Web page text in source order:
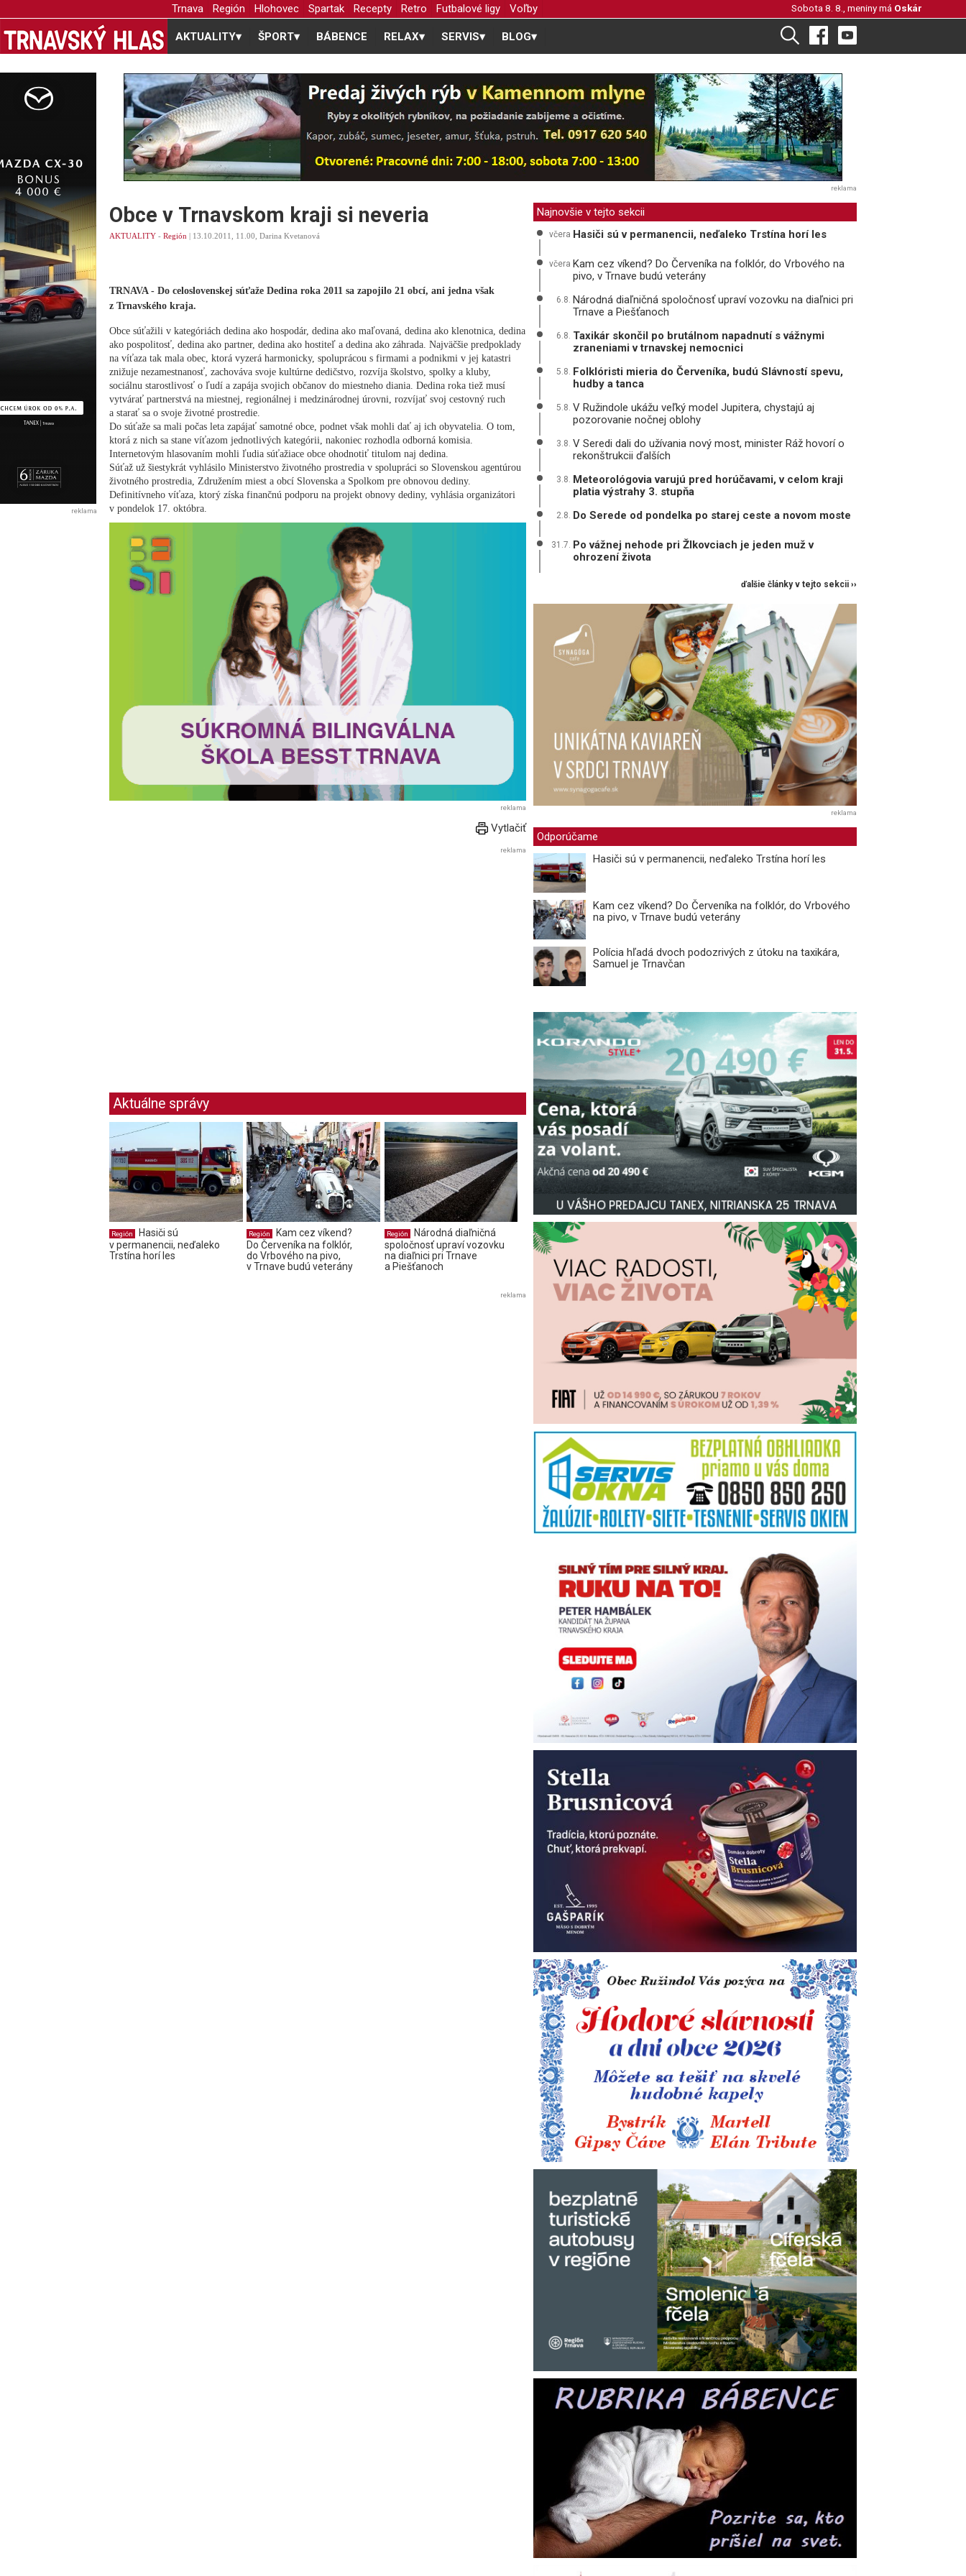
Trnava Región Hlohovec Spartak Recepty Retro Futbalové ligy Voľby Sobota 8. 8., meniny má Oskár
AKTUALITY▾ ŠPORT▾ BÁBENCE RELAX▾ SERVIS▾ BLOG▾
reklama
Obce v Trnavskom kraji si neveria
AKTUALITY - Región | 13.10.2011, 11.00, Darina Kvetanová
TRNAVA - Do celoslovenskej súťaže Dedina roka 2011 sa zapojilo 21 obcí, ani jedna však
z Trnavského kraja.
Obce súťažili v kategóriách dedina ako hospodár, dedina ako maľovaná, dedina ako klenotnica, dedina
ako pospolitosť, dedina ako partner, dedina ako hostiteľ a dedina ako záhrada. Najväčšie predpoklady
na víťaza tak mala obec, ktorá vyzerá harmonicky, spoluprácou s firmami a podnikmi v jej katastri
znižuje nezamestnanosť, zachováva svoje kultúrne dedičstvo, rozvíja školstvo, spolky a kluby,
sociálnu starostlivosť o ľudí a zapája svojich občanov do miestneho diania. Dedina roka tiež musí
vytvárať partnerstvá na miestnej, regionálnej i medzinárodnej úrovni, rozvíjať svoj cestovný ruch
a starať sa o svoje životné prostredie.
Do súťaže sa mali počas leta zapájať samotné obce, podnet však mohli dať aj ich obyvatelia. O tom,
ktorá z nich sa stane víťazom jednotlivých kategórii, nakoniec rozhodla odborná komisia.
Internetovým hlasovaním mohli ľudia súťažiace obce ohodnotiť titulom naj dedina.
Súťaž už šiestykrát vyhlásilo Ministerstvo životného prostredia v spolupráci so Slovenskou agentúrou
životného prostredia, Združením miest a obcí Slovenska a Spolkom pre obnovou dediny.
Definitívneho víťaza, ktorý získa finančnú podporu na projekt obnovy dediny, vyhlásia organizátori
v pondelok 17. októbra.
reklama
Vytlačiť
reklama
Aktuálne správy
Región
Hasiči sú
v permanencii, neďaleko
Trstína horí les
Región
Kam cez víkend?
Do Červeníka na folklór,
do Vrbového na pivo,
v Trnave budú veterány
Región
Národná diaľničná
spoločnosť upraví vozovku
na diaľnici pri Trnave
a Piešťanoch
reklama
Najnovšie v tejto sekcii
včera Hasiči sú v permanencii, neďaleko Trstína horí les
včera Kam cez víkend? Do Červeníka na folklór, do Vrbového na
pivo, v Trnave budú veterány
6.8. Národná diaľničná spoločnosť upraví vozovku na diaľnici pri
Trnave a Piešťanoch
6.8. Taxikár skončil po brutálnom napadnutí s vážnymi
zraneniami v trnavskej nemocnici
5.8. Folklóristi mieria do Červeníka, budú Slávností spevu,
hudby a tanca
5.8. V Ružindole ukážu veľký model Jupitera, chystajú aj
pozorovanie nočnej oblohy
3.8. V Seredi dali do užívania nový most, minister Ráž hovorí o
rekonštrukcii ďalších
3.8. Meteorológovia varujú pred horúčavami, v celom kraji
platia výstrahy 3. stupňa
2.8. Do Serede od pondelka po starej ceste a novom moste
31.7. Po vážnej nehode pri Žlkovciach je jeden muž v
ohrození života
ďalšie články v tejto sekcii ››
reklama
Odporúčame
Hasiči sú v permanencii, neďaleko Trstína horí les
Kam cez víkend? Do Červeníka na folklór, do Vrbového
na pivo, v Trnave budú veterány
Polícia hľadá dvoch podozrivých z útoku na taxikára,
Samuel je Trnavčan
reklama